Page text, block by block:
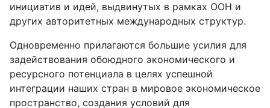
инициатив и идей, выдвинутых в рамках ООН и
других авторитетных международных структур.
Одновременно прилагаются большие усилия для
задействования обоюдного экономического и
ресурсного потенциала в целях успешной
интеграции наших стран в мировое экономическое
пространство, создания условий для